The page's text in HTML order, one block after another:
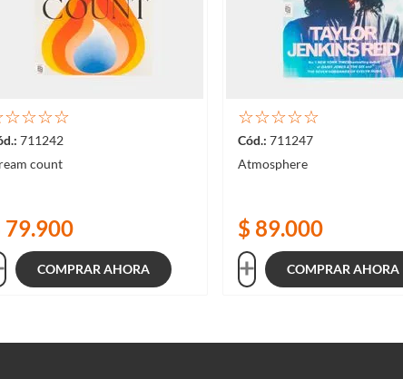
☆☆☆☆
711242
count
79.900
COMPRAR AHORA
☆☆☆☆☆
711247
Atmosphere
$ 89.000
COMPRAR AHORA